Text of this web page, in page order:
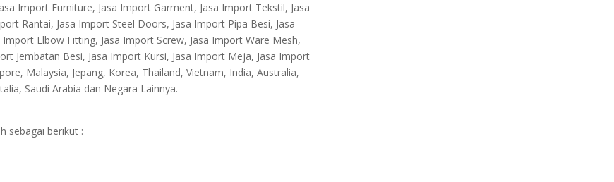
Import Furniture, Jasa Import Garment, Jasa Import Tekstil, Jasa
Rantai, Jasa Import Steel Doors, Jasa Import Pipa Besi, Jasa
Elbow Fitting, Jasa Import Screw, Jasa Import Ware Mesh,
Jembatan Besi, Jasa Import Kursi, Jasa Import Meja, Jasa Import
Malaysia, Jepang, Korea, Thailand, Vietnam, India, Australia,
Saudi Arabia dan Negara Lainnya.
sebagai berikut :